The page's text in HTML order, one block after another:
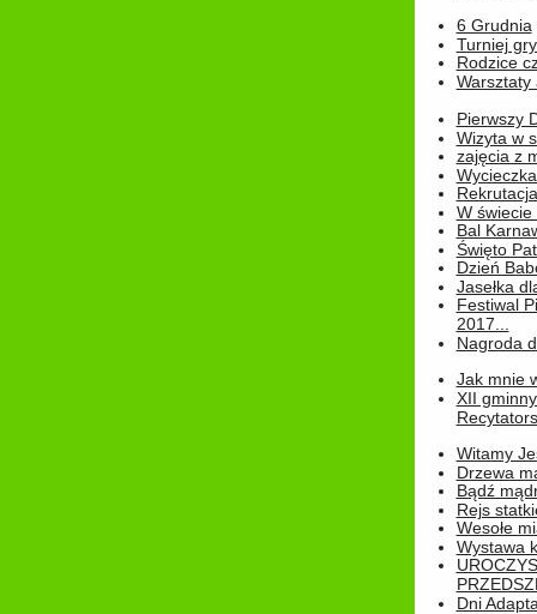
6 Grudnia
Turniej
Rodzice
Warsztaty
Pierwszy
Wizyta w
zajęcia z
W świecie
Bal
Święto
Dzień
Jasełka
Festiwal
2017...
Nagroda
Jak mnie
XII
Witamy
Drzewa
Bądź
Rejs
Wesołe
Wystawa
Dni